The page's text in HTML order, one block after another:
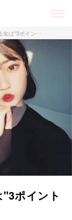
【脱!ダメウーマン】デキる女は"3ポイントファッション"で魅せる!
"3ポイント